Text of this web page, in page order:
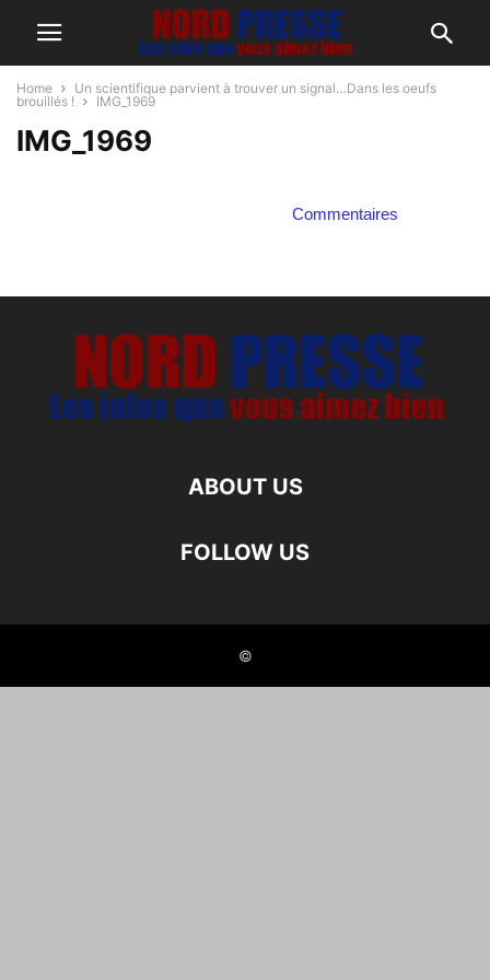
Home
Un scientifique parvient à trouver un signal…Dans les oeufs
brouillés !
IMG_1969
IMG_1969
Commentaires
ABOUT US
FOLLOW US
©